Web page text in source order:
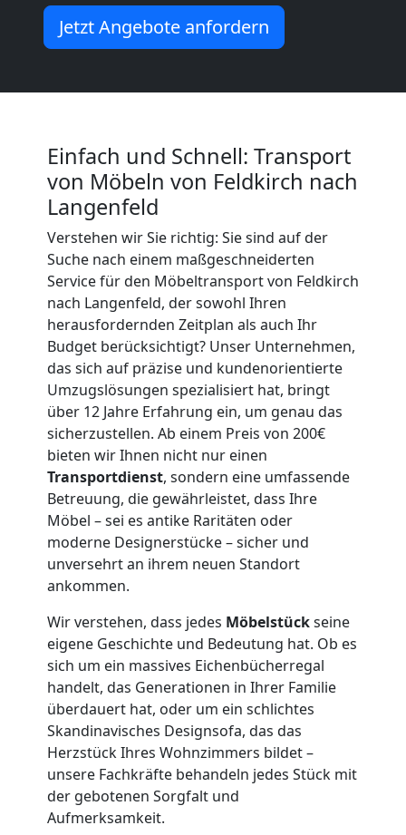
Jetzt Angebote anfordern
Einfach und Schnell: Transport
von Möbeln von Feldkirch nach
Langenfeld
Verstehen wir Sie richtig: Sie sind auf der
Suche nach einem maßgeschneiderten
Service für den Möbeltransport von Feldkirch
nach Langenfeld, der sowohl Ihren
herausfordernden Zeitplan als auch Ihr
Budget berücksichtigt? Unser Unternehmen,
das sich auf präzise und kundenorientierte
Umzugslösungen spezialisiert hat, bringt
über 12 Jahre Erfahrung ein, um genau das
sicherzustellen. Ab einem Preis von 200€
bieten wir Ihnen nicht nur einen
Transportdienst, sondern eine umfassende
Betreuung, die gewährleistet, dass Ihre
Möbel – sei es antike Raritäten oder
moderne Designerstücke – sicher und
unversehrt an ihrem neuen Standort
ankommen.
Wir verstehen, dass jedes Möbelstückseine
eigene Geschichte und Bedeutung hat. Ob es
sich um ein massives Eichenbücherregal
handelt, das Generationen in Ihrer Familie
überdauert hat, oder um ein schlichtes
Skandinavisches Designsofa, das das
Herzstück Ihres Wohnzimmers bildet –
unsere Fachkräfte behandeln jedes Stück mit
der gebotenen Sorgfalt und
Aufmerksamkeit.
Feldkirch
Kunsttransport
Feldkirch
Umzug
Feldkirch
Mann
LKW
Möbellift
Feldkirch
Übersiedlung
Feldkirch
Klaviertransport
Feldkirch